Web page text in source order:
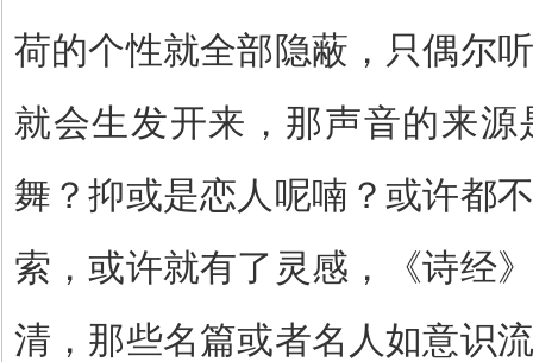
荷的个性就全部隐蔽，只偶尔
就会生发开来，那声音的来
舞？抑或是恋人呢喃？或许都
索，或许就有了灵感，《诗经
清，那些名篇或者名人如意识